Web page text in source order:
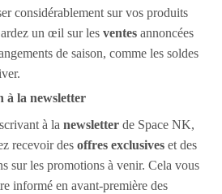
considérablement sur vos produits
un œil sur les ventes annoncées
de saison, comme les soldes
à la newsletter
à la newsletter de Space NK,
recevoir des offres exclusives et des
sur les promotions à venir. Cela vous
informé en avant-première des